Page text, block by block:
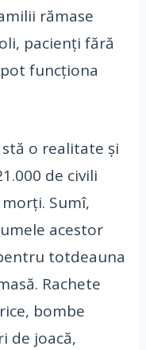
rămase
pacienți fără
funcționa
o realitate și
de civili
Sumî,
acestor
totdeauna
Rachete
bombe
de joacă,